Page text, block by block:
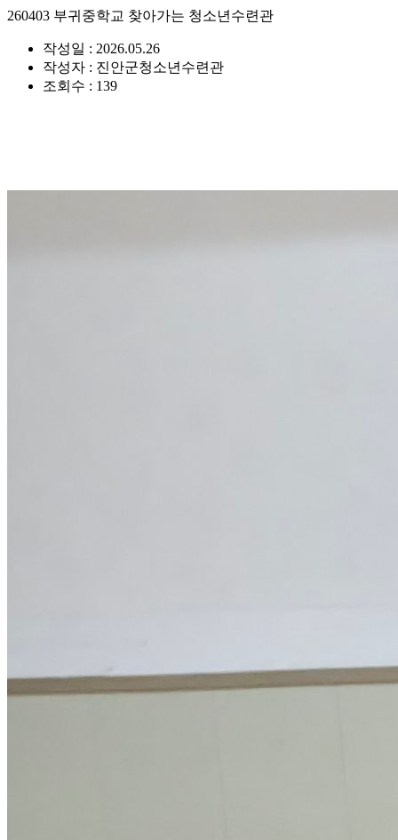
260403 부귀중학교 찾아가는 청소년수련관
작성일 : 2026.05.26
작성자 : 진안군청소년수련관
조회수 : 139